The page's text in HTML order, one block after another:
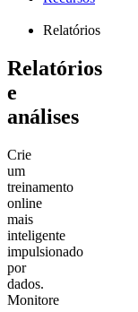
Relatórios
Relatórios
e
análises
Crie
um
treinamento
online
mais
inteligente
impulsionado
por
dados.
Monitore